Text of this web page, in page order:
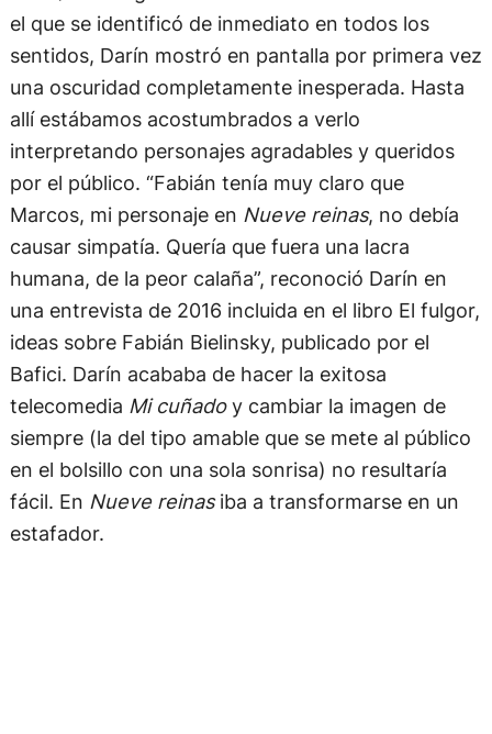
el que se identificó de inmediato en todos los
sentidos, Darín mostró en pantalla por primera vez
una oscuridad completamente inesperada. Hasta
allí estábamos acostumbrados a verlo
interpretando personajes agradables y queridos
por el público. “Fabián tenía muy claro que
Marcos, mi personaje en Nueve reinas, no debía
causar simpatía. Quería que fuera una lacra
humana, de la peor calaña”, reconoció Darín en
una entrevista de 2016 incluida en el libro El fulgor,
ideas sobre Fabián Bielinsky, publicado por el
Bafici. Darín acababa de hacer la exitosa
telecomedia Mi cuñadoy cambiar la imagen de
siempre (la del tipo amable que se mete al público
en el bolsillo con una sola sonrisa) no resultaría
fácil. En Nueve reinasiba a transformarse en un
estafador.